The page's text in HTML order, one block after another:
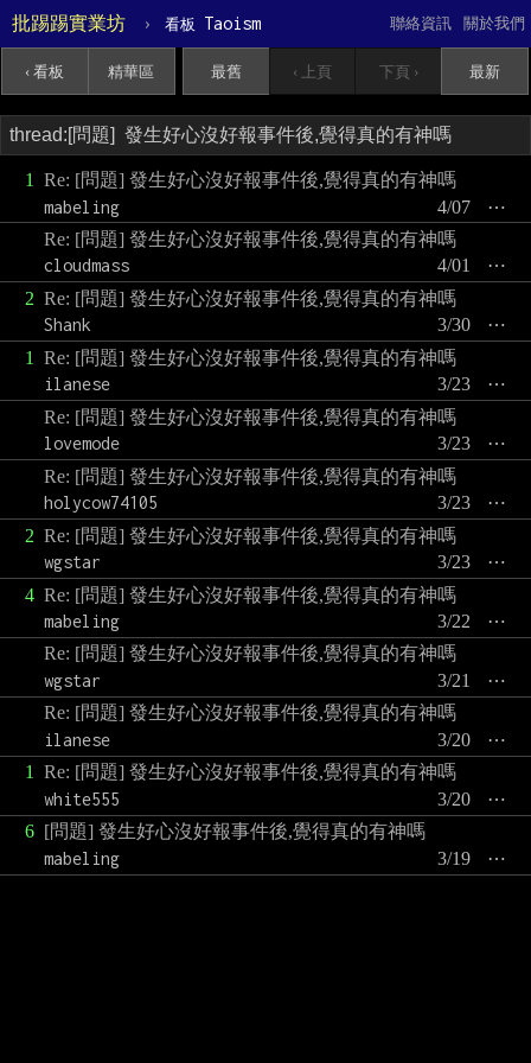
批踢踢實業坊 › 看板 Taoism 關於我們
聯絡資訊
‹ 看板 精華區 最舊 ‹ 上頁 下頁 › 最新
1
Re: [問題] 發生好心沒好報事件後,覺得真的有神嗎
mabeling
⋯
4/07
Re: [問題] 發生好心沒好報事件後,覺得真的有神嗎
cloudmass
⋯
4/01
2 Re: [問題] 發生好心沒好報事件後,覺得真的有神嗎
Shank
⋯
3/30
1
Re: [問題] 發生好心沒好報事件後,覺得真的有神嗎
ilanese
⋯
3/23
Re: [問題] 發生好心沒好報事件後,覺得真的有神嗎
lovemode
⋯
3/23
Re: [問題] 發生好心沒好報事件後,覺得真的有神嗎
holycow74105
⋯
3/23
2 Re: [問題] 發生好心沒好報事件後,覺得真的有神嗎
wgstar
⋯
3/23
4 Re: [問題] 發生好心沒好報事件後,覺得真的有神嗎
mabeling
⋯
3/22
Re: [問題] 發生好心沒好報事件後,覺得真的有神嗎
wgstar
⋯
3/21
Re: [問題] 發生好心沒好報事件後,覺得真的有神嗎
ilanese
⋯
3/20
1
Re: [問題] 發生好心沒好報事件後,覺得真的有神嗎
white555
⋯
3/20
6 [問題] 發生好心沒好報事件後,覺得真的有神嗎
mabeling
⋯
3/19